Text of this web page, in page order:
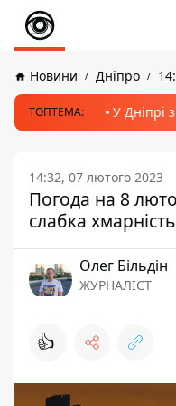
Новини Дніпро
ТОПТЕМА: У Дніпрі
14:32, 07 лютого 2023
Погода на 8
слабка хмарність
Олег Більдін
ЖУРНАЛІСТ
👍